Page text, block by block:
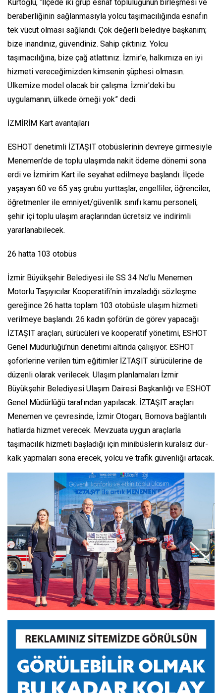
Kurtoğlu, “İlçede iki grup esnaf topluluğunun birleşmesi ve
beraberliğinin sağlanmasıyla yolcu taşımacılığında esnafın
tek vücut olması sağlandı. Çok değerli belediye başkanım;
bize inandınız, güvendiniz. Sahip çıktınız. Yolcu
taşımacılığına, bize çağ atlattınız. İzmir'e, halkımıza en iyi
hizmeti vereceğimizden kimsenin şüphesi olmasın.
Ülkemize model olacak bir çalışma. İzmir'deki bu
uygulamanın, ülkede örneği yok” dedi.
İZMİRİM Kart avantajları
ESHOT denetimli İZTAŞIT otobüslerinin devreye girmesiyle
Menemen’de de toplu ulaşımda nakit ödeme dönemi sona
erdi ve İzmirim Kart ile seyahat edilmeye başlandı. İlçede
yaşayan 60 ve 65 yaş grubu yurttaşlar, engelliler, öğrenciler,
öğretmenler ile emniyet/güvenlik sınıfı kamu personeli,
şehir içi toplu ulaşım araçlarından ücretsiz ve indirimli
yararlanabilecek.
26 hatta 103 otobüs
İzmir Büyükşehir Belediyesi ile SS 34 No’lu Menemen
Motorlu Taşıyıcılar Kooperatifi’nin imzaladığı sözleşme
gereğince 26 hatta toplam 103 otobüsle ulaşım hizmeti
verilmeye başlandı. 26 kadın şoförün de görev yapacağı
İZTAŞIT araçları, sürücüleri ve kooperatif yönetimi, ESHOT
Genel Müdürlüğü’nün denetimi altında çalışıyor. ESHOT
şoförlerine verilen tüm eğitimler İZTAŞIT sürücülerine de
düzenli olarak verilecek. Ulaşım planlamaları İzmir
Büyükşehir Belediyesi Ulaşım Dairesi Başkanlığı ve ESHOT
Genel Müdürlüğü tarafından yapılacak. İZTAŞIT araçları
Menemen ve çevresinde, İzmir Otogarı, Bornova bağlantılı
hatlarda hizmet verecek. Mevzuata uygun araçlarla
taşımacılık hizmeti başladığı için minibüslerin kuralsız dur-
kalk yapmaları sona erecek, yolcu ve trafik güvenliği artacak.